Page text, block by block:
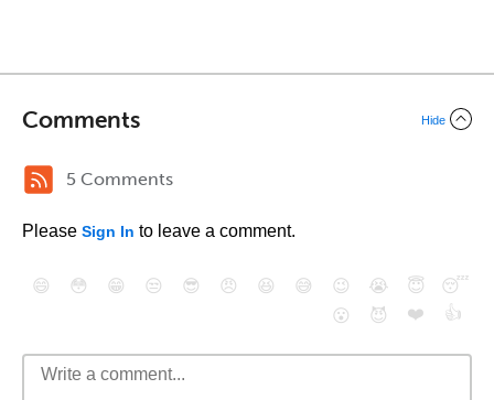
Comments Hide
5 Comments
Please Sign In to leave a comment.
😄 😳 😁 😒 😎 😠 😆 😅 😉 😭 😇
😴
😮
😈 ❤️ 👍